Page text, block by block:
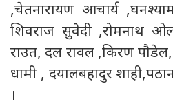
,चेतनारायण आचार्य
शिवराज सुवेदी ,रोमनाथ
राउत, दल रावल ,किरण पौडेल,
धामी , दयालबहादुर
।